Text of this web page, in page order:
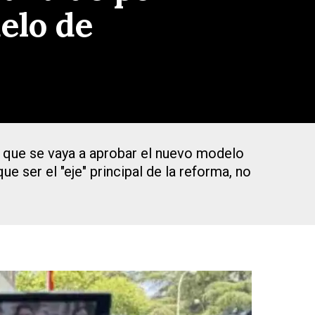
de
se vaya a aprobar el nuevo modelo
ser el "eje" principal de la reforma, no